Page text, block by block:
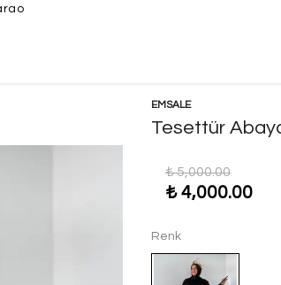
EMSALE
Tesettür
₺ 5,000.00
₺ 4,000.00
Renk